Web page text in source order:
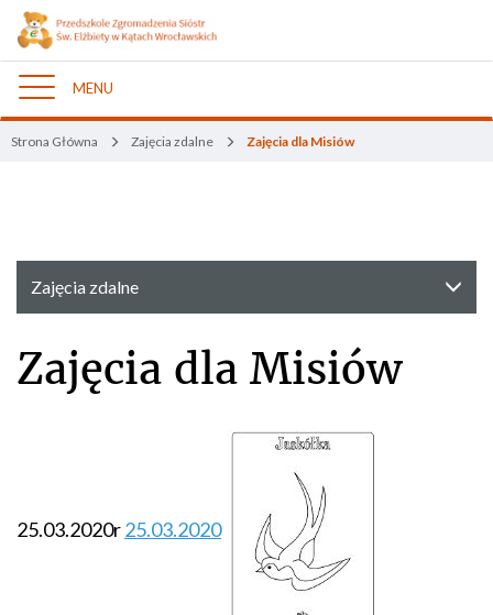
Nawigacja
MENU
Strona Główna Zajęcia zdalne Zajęcia dla Misiów
Zajęcia zdalne
Zajęcia dla Misiów
25.03.2020r25.03.2020